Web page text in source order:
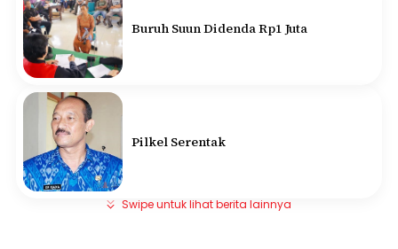
Buruh Suun Didenda Rp1 Juta
Pilkel Serentak
Swipe untuk lihat berita lainnya